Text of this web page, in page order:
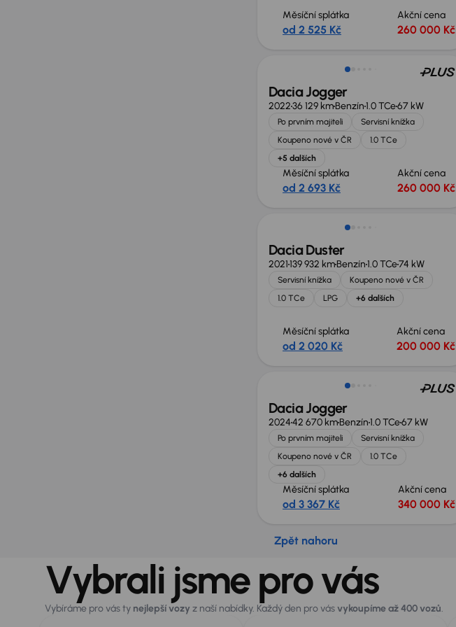
Měsíční splátka
od 2 525 Kč
Akční cena
260 000 Kč
Zlevněno o 10 000 Kč
Dacia Jogger
202236 129 kmBenzín1.0 TCe67 kW
Po prvním majiteli
Servisní knížka
Koupeno nové v ČR
1.0 TCe
+5 dalších
Měsíční splátka
od 2 693 Kč
Akční cena
260 000 Kč
Zlevněno o 20 000 Kč
Dacia Duster
2021139 932 kmBenzín1.0 TCe74 kW
Servisní knížka
Koupeno nové v ČR
1.0 TCe
LPG +6 dalších
Měsíční splátka
od 2 020 Kč
Akční cena
200 000 Kč
Dacia Jogger
202442 670 kmBenzín1.0 TCe67 kW
Po prvním majiteli
Servisní knížka
Koupeno nové v ČR
1.0 TCe
+6 dalších
Měsíční splátka
od 3 367 Kč
Akční cena
340 000 Kč
Zpět nahoru
Vybrali jsme pro vás
Vybíráme pro vás ty nejlepší vozy z naší nabídky. Každý den pro vásvykoupíme až 400 vozů.